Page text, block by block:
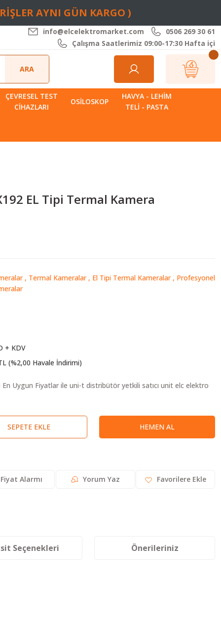
AYNI GÜN KARGO )
info@elcelektromarket.com
0506 269 30 61
Çalışma Saatlerimiz 09:00-17:30 Hafta içi
ARA
ÇEVRESEL TEST
CIHAZLARI
OSILOSKOP
HAVYA - LEHIM
TELI - PASTA
EL Tipi Termal Kamera
, Termal Kameralar , El Tipi Termal Kameralar , Profesyonel
+ KDV
(%2,00 Havale İndirimi)
SEPETE EKLE HEMEN AL
Fiyat Alarmı Yorum Yaz
Seçenekleri Önerileriniz